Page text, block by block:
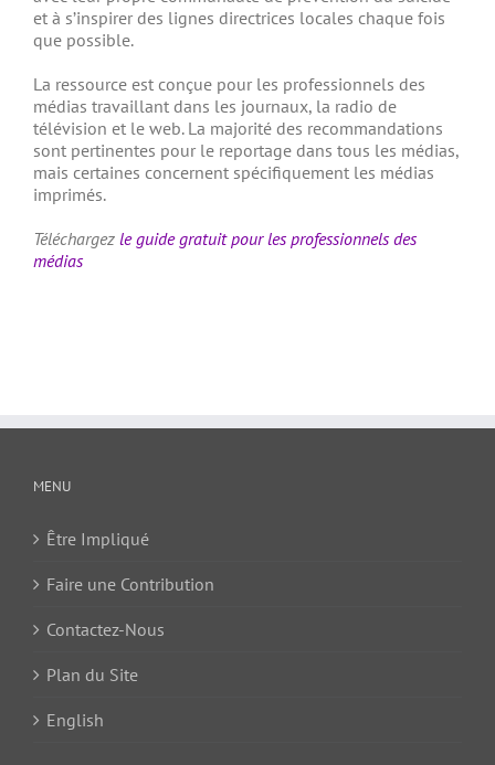
et à s’inspirer des lignes directrices locales chaque fois
que possible.
La ressource est conçue pour les professionnels des
médias travaillant dans les journaux, la radio de
télévision et le web. La majorité des recommandations
sont pertinentes pour le reportage dans tous les médias,
mais certaines concernent spécifiquement les médias
imprimés.
Téléchargez le guide gratuit pour les professionnels des
médias
MENU
Être Impliqué
Faire une Contribution
Contactez-Nous
Plan du Site
English